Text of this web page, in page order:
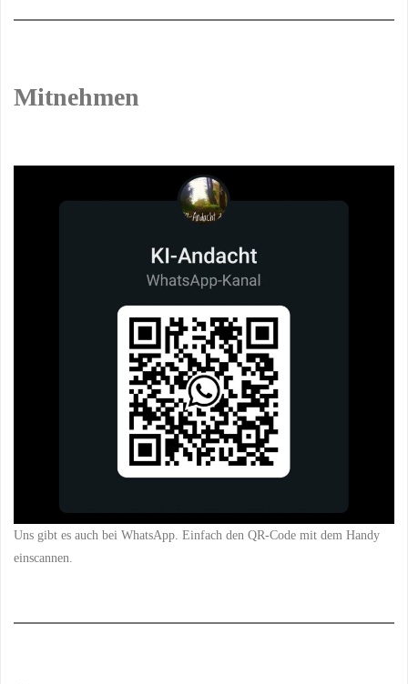
Mitnehmen
Uns gibt es auch bei WhatsApp. Einfach den QR-Code mit dem Handy
einscannen.